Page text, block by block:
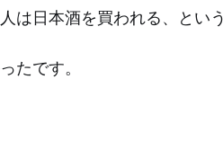
は日本酒を買われる、とい
たです。